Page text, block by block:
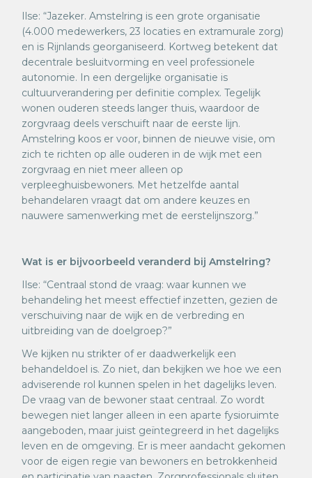
Ilse: “Jazeker. Amstelring is een grote organisatie
(4.000 medewerkers, 23 locaties en extramurale zorg)
en is Rijnlands georganiseerd. Kortweg betekent dat
decentrale besluitvorming en veel professionele
autonomie. In een dergelijke organisatie is
cultuurverandering per definitie complex. Tegelijk
wonen ouderen steeds langer thuis, waardoor de
zorgvraag deels verschuift naar de eerste lijn.
Amstelring koos er voor, binnen de nieuwe visie, om
zich te richten op alle ouderen in de wijk met een
zorgvraag en niet meer alleen op
verpleeghuisbewoners. Met hetzelfde aantal
behandelaren vraagt dat om andere keuzes en
nauwere samenwerking met de eerstelijnszorg.”
Wat is er bijvoorbeeld veranderd bij Amstelring?
Ilse: “Centraal stond de vraag: waar kunnen we
behandeling het meest effectief inzetten, gezien de
verschuiving naar de wijk en de verbreding en
uitbreiding van de doelgroep?”
We kijken nu strikter of er daadwerkelijk een
behandeldoel is. Zo niet, dan bekijken we hoe we een
adviserende rol kunnen spelen in het dagelijks leven.
De vraag van de bewoner staat centraal. Zo wordt
bewegen niet langer alleen in een aparte fysioruimte
aangeboden, maar juist geïntegreerd in het dagelijks
leven en de omgeving. Er is meer aandacht gekomen
voor de eigen regie van bewoners en betrokkenheid